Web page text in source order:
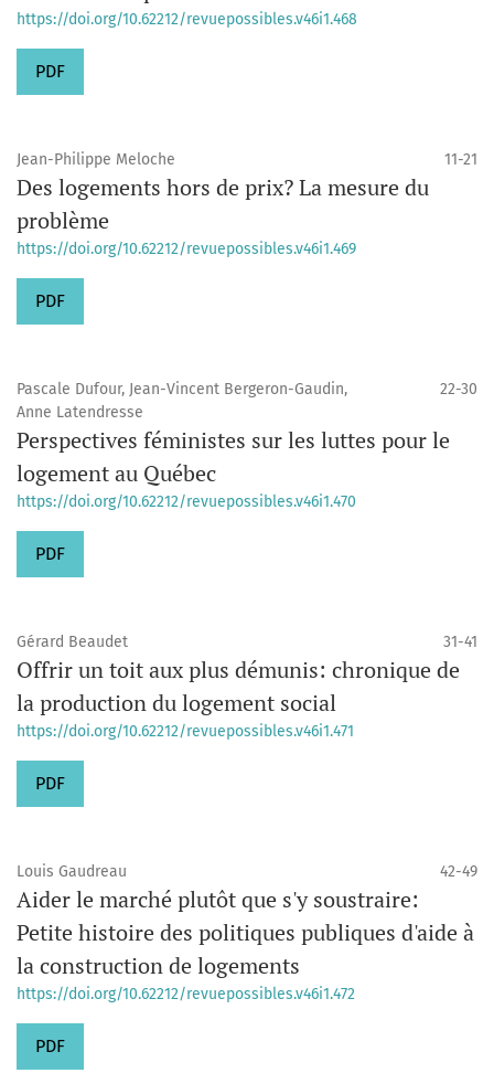
https://doi.org/10.62212/revuepossibles.v46i1.468
PDF
Jean-Philippe Meloche 11-21
Des logements hors de prix? La mesure du
problème
https://doi.org/10.62212/revuepossibles.v46i1.469
PDF
Pascale Dufour, Jean-Vincent Bergeron-Gaudin,
Anne Latendresse
22-30
Perspectives féministes sur les luttes pour le
logement au Québec
https://doi.org/10.62212/revuepossibles.v46i1.470
PDF
Gérard Beaudet 31-41
Offrir un toit aux plus démunis: chronique de
la production du logement social
https://doi.org/10.62212/revuepossibles.v46i1.471
PDF
Louis Gaudreau 42-49
Aider le marché plutôt que s'y soustraire:
Petite histoire des politiques publiques d'aide à
la construction de logements
https://doi.org/10.62212/revuepossibles.v46i1.472
PDF